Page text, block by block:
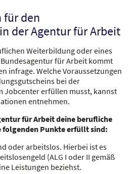
für den
der Agentur für Arbeit
Weiterbildung oder eines
für Arbeit kommt
infrage. Welche Voraussetzungen
bei der
Jobcenter erfüllen musst, kannst
entnehmen.
für Arbeit deine berufliche
Punkte erfüllt sind:
oder arbeitslos. Hierbei ist es
(ALG I oder II gemäß
Leistungen beziehst.